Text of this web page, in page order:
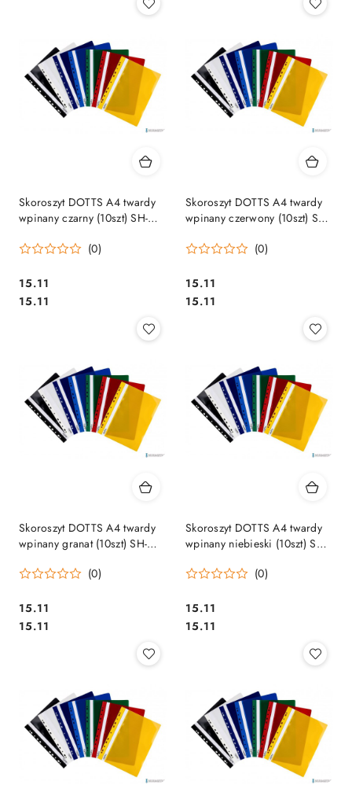
Skoroszyt DOTTS A4 twardy
wpinany czarny (10szt) SH-
(0)
Cena:
15.11
Cena:
15.11
Skoroszyt DOTTS A4 twardy
wpinany czerwony (10szt) SH-
(0)
Cena:
15.11
Cena:
15.11
Skoroszyt DOTTS A4 twardy
wpinany granat (10szt) SH-
(0)
Cena:
15.11
Cena:
15.11
Skoroszyt DOTTS A4 twardy
wpinany niebieski (10szt) SH-
(0)
Cena:
15.11
Cena:
15.11